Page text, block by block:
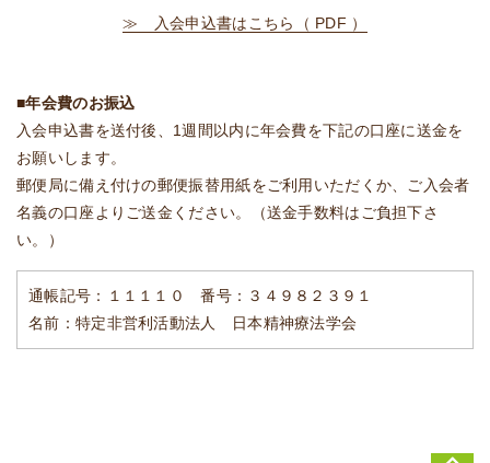
≫ 入会申込書はこちら（ PDF ）
■年会費のお振込
入会申込書を送付後、1週間以内に年会費を下記の口座に送金を
お願いします。
郵便局に備え付けの郵便振替用紙をご利用いただくか、ご入会者
名義の口座よりご送金ください。（送金手数料はご負担下さ
い。）
通帳記号：１１１１０ 番号：３４９８２３９１
名前：特定非営利活動法人 日本精神療法学会